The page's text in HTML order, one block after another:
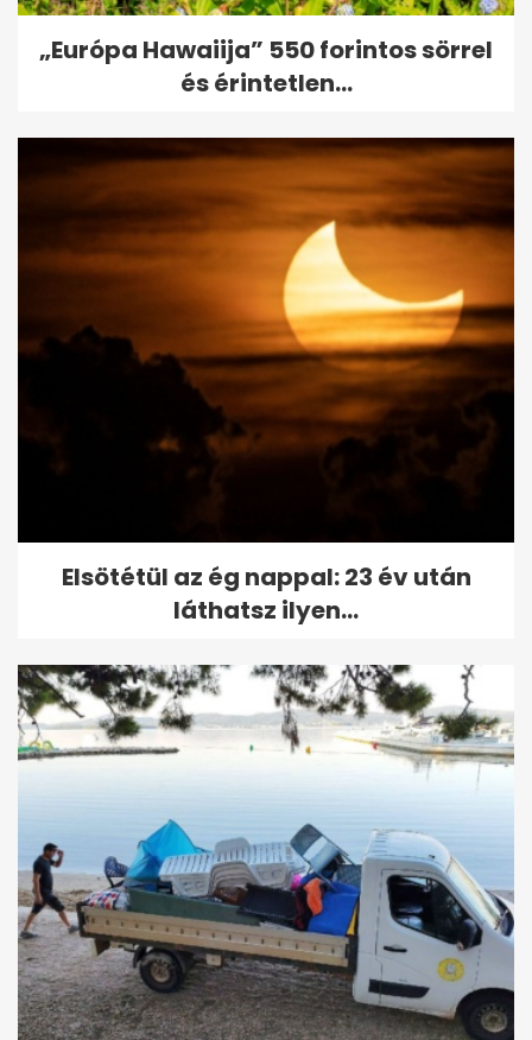
„Európa Hawaiija” 550 forintos sörrel
és érintetlen...
Elsötétül az ég nappal: 23 év után
láthatsz ilyen...